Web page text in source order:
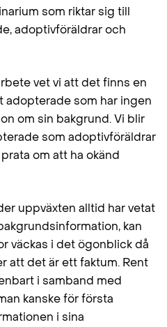
som riktar sig till
adoptivföräldrar och
vet vi att det finns en
som har ingen
om sin bakgrund. Vi blir
som adoptivföräldrar
om att ha okänd
uppväxten alltid har vetat
kan
väckas i det ögonblick då
att det är ett faktum. Rent
i samband med
kanske för första
i sina